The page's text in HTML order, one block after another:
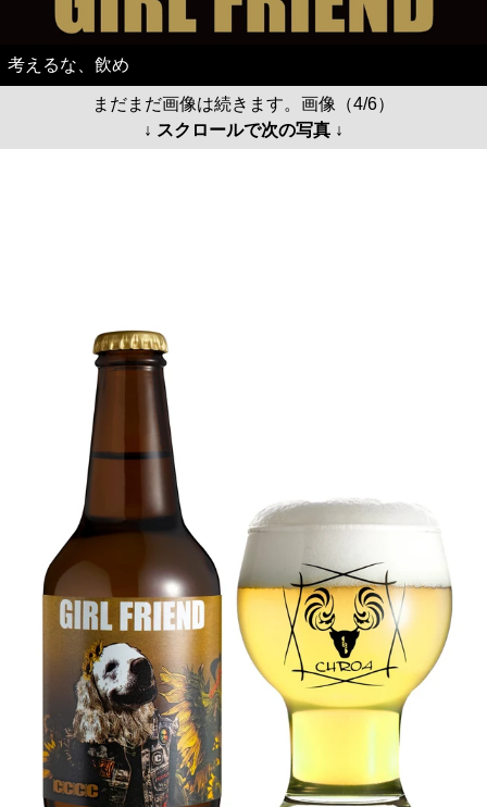
考えるな、飲め
まだまだ画像は続きます。画像（4/6）
↓ スクロールで次の写真 ↓